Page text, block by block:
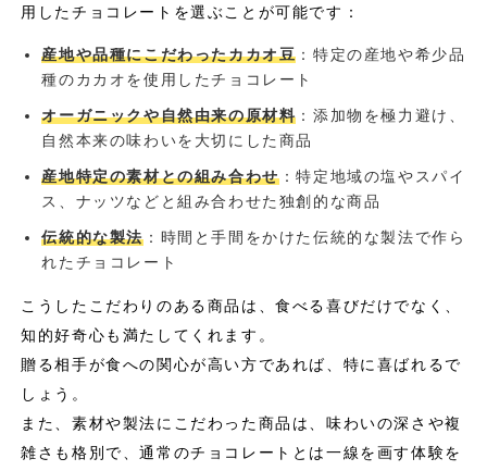
用したチョコレートを選ぶことが可能です：
産地や品種にこだわったカカオ豆 ：特定の産地や希少品
種のカカオを使用したチョコレート
オーガニックや自然由来の原材料 ：添加物を極力避け、
自然本来の味わいを大切にした商品
産地特定の素材との組み合わせ：特定地域の塩やスパイ
ス、ナッツなどと組み合わせた独創的な商品
伝統的な製法：時間と手間をかけた伝統的な製法で作ら
れたチョコレート
こうしたこだわりのある商品は、食べる喜びだけでなく、
知的好奇心も満たしてくれます。
贈る相手が食への関心が高い方であれば、特に喜ばれるで
しょう。
また、素材や製法にこだわった商品は、味わいの深さや複
雑さも格別で、通常のチョコレートとは一線を画す体験を